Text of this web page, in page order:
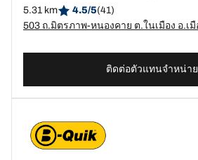
5.31 km 4.5/5(41)
ติดต่อตัวแทนจำหน่าย